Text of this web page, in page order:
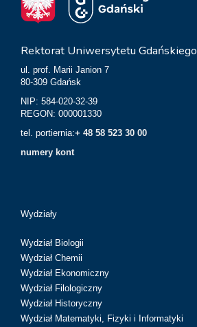
Rektorat Uniwersytetu Gdańskiego
ul. prof. Marii Janion 7
80-309 Gdańsk
NIP: 584-020-32-39
REGON: 000001330
tel. portiernia:+ 48 58 523 30 00
numery kont
Wydziały
Wydział Biologii
Wydział Chemii
Wydział Ekonomiczny
Wydział Filologiczny
Wydział Historyczny
Wydział Matematyki, Fizyki i Informatyki